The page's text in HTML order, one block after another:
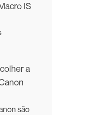
IS
a
são